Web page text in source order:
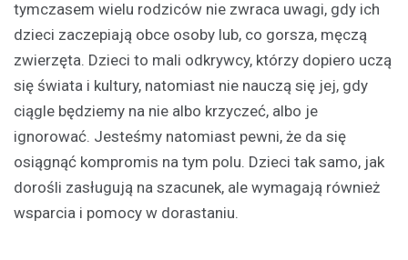
tymczasem wielu rodziców nie zwraca uwagi, gdy ich
dzieci zaczepiają obce osoby lub, co gorsza, męczą
zwierzęta. Dzieci to mali odkrywcy, którzy dopiero uczą
się świata i kultury, natomiast nie nauczą się jej, gdy
ciągle będziemy na nie albo krzyczeć, albo je
ignorować. Jesteśmy natomiast pewni, że da się
osiągnąć kompromis na tym polu. Dzieci tak samo, jak
dorośli zasługują na szacunek, ale wymagają również
wsparcia i pomocy w dorastaniu.